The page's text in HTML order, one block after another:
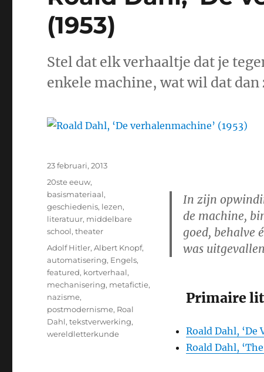
(1953)
Stel dat elk verhaaltje dat je
enkele machine, wat wil dat dan
In zijn
de machine,
goed, behalve
was
Primaire
Roald Dahl, ‘De
Roald Dahl,
Geplaatst
23 februari, 2013
Categorieën
20ste eeuw,
basismateriaal,
geschiedenis, lezen,
literatuur, middelbare
school,theater
Tags
Adolf Hitler,Albert Knopf,
automatisering, Engels,
featured, kortverhaal,
mechanisering, metafictie,
nazisme,
postmodernisme, Roal
Dahl,tekstverwerking,
wereldletterkunde